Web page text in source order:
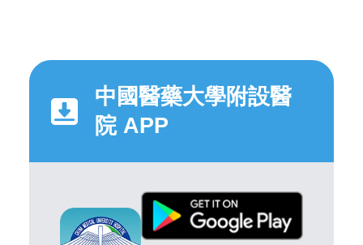
中國醫藥大學附設醫
院 APP